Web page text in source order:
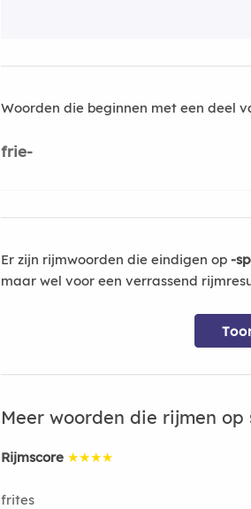
Woorden die beginnen met een deel
frie-
Er zijn rijmwoorden die eindigen op -
maar wel voor een verrassend
Meer woorden die rijmen op
Rijmscore ★★★★
frites